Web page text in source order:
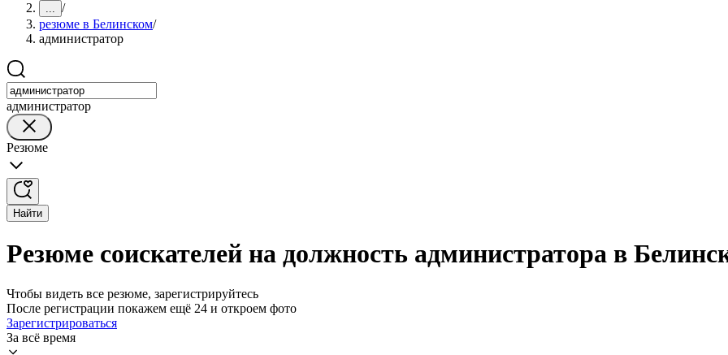
... /
резюме в Белинском/
администратор
администратор
Резюме
Найти
Резюме соискателей на должность администратора в
Чтобы видеть все резюме, зарегистрируйтесь
После регистрации покажем ещё 24 и откроем фото
Зарегистрироваться
За всё время